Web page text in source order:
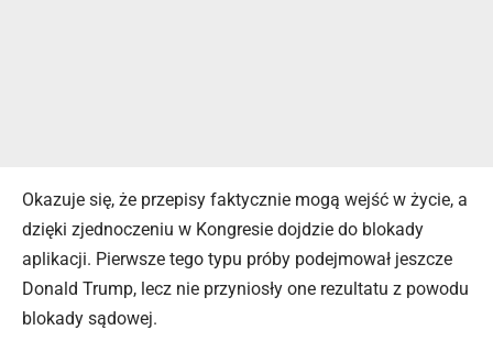
Okazuje się, że przepisy faktycznie mogą wejść w życie, a
dzięki zjednoczeniu w Kongresie dojdzie do blokady
aplikacji. Pierwsze tego typu próby podejmował jeszcze
Donald Trump, lecz nie przyniosły one rezultatu z powodu
blokady sądowej.